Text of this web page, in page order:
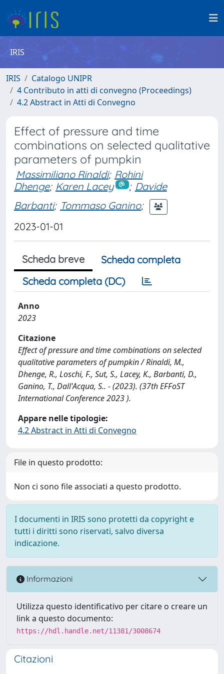
IRIS
IRIS
Catalogo UNIPR
4 Contributo in atti di convegno (Proceedings)
4.2 Abstract in Atti di Convegno
Effect of pressure and time
combinations on selected qualitative
parameters of pumpkin
Massimiliano Rinaldi; Rohini
Dhenge; Karen Lacey ; Davide
Barbanti; Tommaso Ganino;
2023-01-01
Scheda breve
Scheda completa
Scheda completa (DC)
Anno
2023
Citazione
Effect of pressure and time combinations on selected
qualitative parameters of pumpkin / Rinaldi, M.,
Dhenge, R., Loschi, F., Sut, S., Lacey, K., Barbanti, D.,
Ganino, T., Dall'Acqua, S.. - (2023). (37th EFFoST
International Conference 2023 ).
Appare nelle tipologie:
4.2 Abstract in Atti di Convegno
File in questo prodotto:
Non ci sono file associati a questo prodotto.
I documenti in IRIS sono protetti da copyright e
tutti i diritti sono riservati, salvo diversa
indicazione.
Informazioni
Utilizza questo identificativo per citare o creare un
link a questo documento:
https://hdl.handle.net/11381/3008674
Citazioni